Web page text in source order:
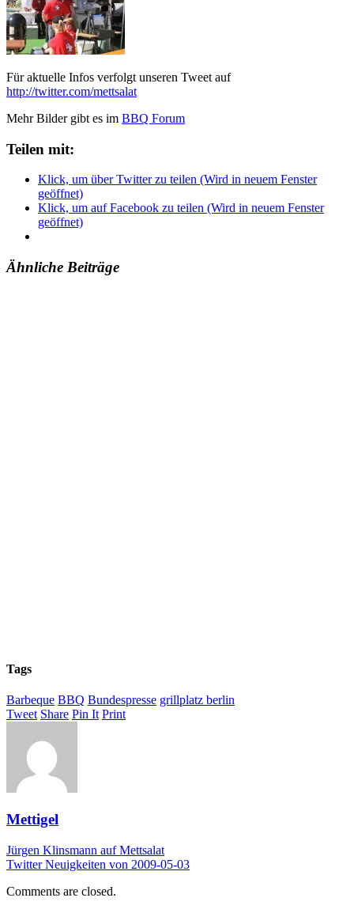
Für aktuelle Infos verfolgt unseren Tweet auf
http://twitter.com/mettsalat
Mehr Bilder gibt es im BBQ Forum
Teilen mit:
Klick, um über Twitter zu teilen (Wird in neuem Fenster
geöffnet)
Klick, um auf Facebook zu teilen (Wird in neuem Fenster
geöffnet)
Ähnliche Beiträge
Tags
Barbeque BBQ Bundespresse grillplatz berlin
Tweet Share Pin It Print
Mettigel
Jürgen Klinsmann auf Mettsalat
Twitter Neuigkeiten von 2009-05-03
Comments are closed.